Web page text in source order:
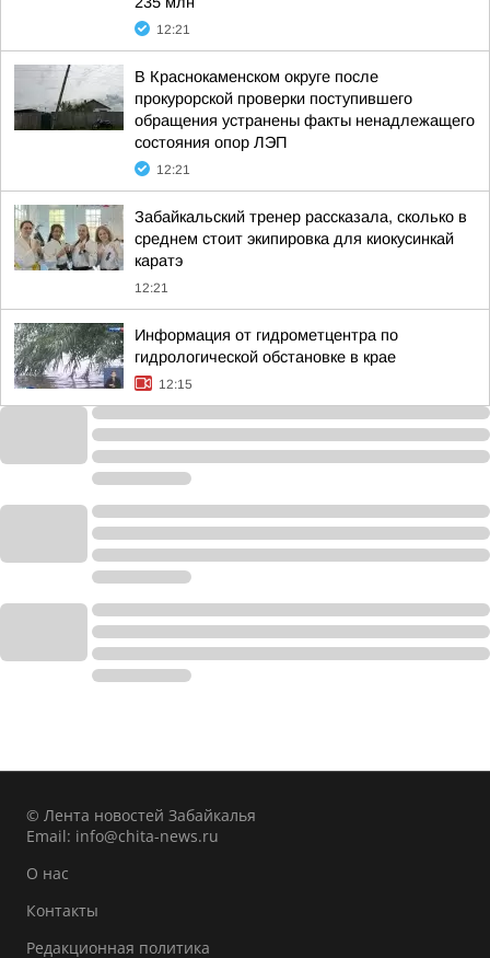
12:21
В Краснокаменском округе после
прокурорской проверки поступившего
обращения устранены факты ненадлежащего
состояния опор ЛЭП
12:21
Забайкальский тренер рассказала, сколько в
среднем стоит экипировка для киокусинкай
каратэ
12:21
Информация от гидрометцентра по
гидрологической обстановке в крае
12:15
© Лента новостей Забайкалья
Email: info@chita-news.ru
О нас
Контакты
Редакционная политика